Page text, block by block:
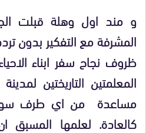
و مند اول وهلة قبلت
المشرفة مع التفكير بدون
ظروف نجاح سفر ابناء
المعلمتين التاريختين
مساعدة من اي طرف
كالعادة. لعلمها المسبق